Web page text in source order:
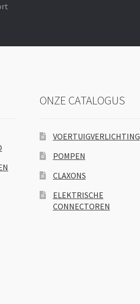
ONZE CATALOGUS
VOERTUIGVERLICHTING
POMPEN
CLAXONS
ELEKTRISCHE
CONNECTOREN